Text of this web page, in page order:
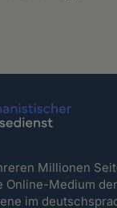
Millionen
Online-Medium
im